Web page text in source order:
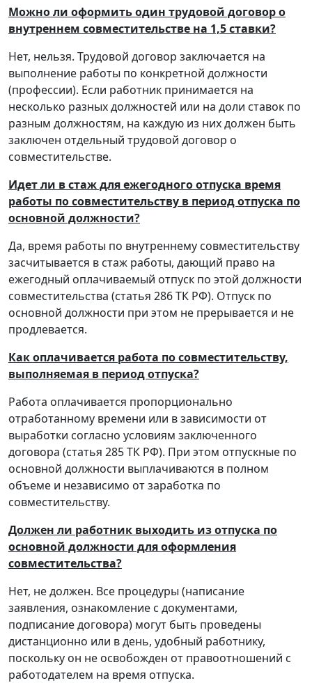
Можно ли оформить один трудовой договор о
внутреннем совместительстве на 1,5 ставки?
Нет, нельзя. Трудовой договор заключается на
выполнение работы по конкретной должности
(профессии). Если работник принимается на
несколько разных должностей или на доли ставок по
разным должностям, на каждую из них должен быть
заключен отдельный трудовой договор о
совместительстве.
Идет ли в стаж для ежегодного отпуска время
работы по совместительству в период отпуска по
основной должности?
Да, время работы по внутреннему совместительству
засчитывается в стаж работы, дающий право на
ежегодный оплачиваемый отпуск по этой должности
совместительства (статья 286 ТК РФ). Отпуск по
основной должности при этом не прерывается и не
продлевается.
Как оплачивается работа по совместительству,
выполняемая в период отпуска?
Работа оплачивается пропорционально
отработанному времени или в зависимости от
выработки согласно условиям заключенного
договора (статья 285 ТК РФ). При этом отпускные по
основной должности выплачиваются в полном
объеме и независимо от заработка по
совместительству.
Должен ли работник выходить из отпуска по
основной должности для оформления
совместительства?
Нет, не должен. Все процедуры (написание
заявления, ознакомление с документами,
подписание договора) могут быть проведены
дистанционно или в день, удобный работнику,
поскольку он не освобожден от правоотношений с
работодателем на время отпуска.